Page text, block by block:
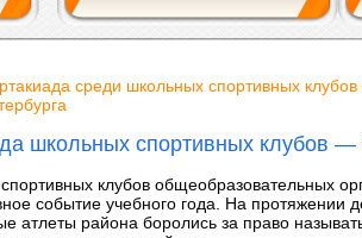
среди школьных спортивных
школьных спортивных клубов —
клубов общеобразовательных
событие учебного года. На протяжении
атлеты района боролись за право